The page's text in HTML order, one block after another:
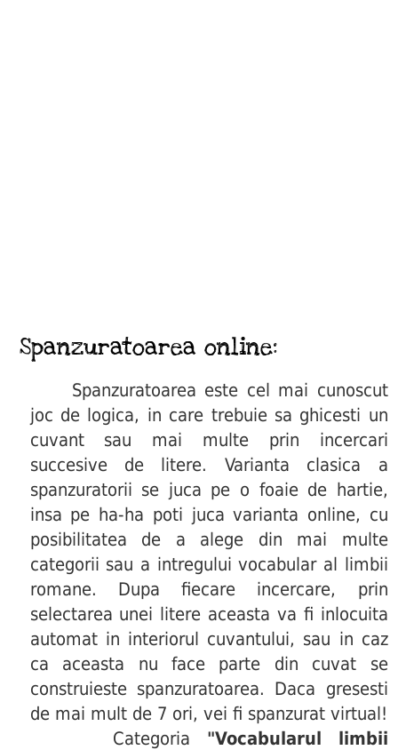
Spanzuratoarea online:
Spanzuratoarea este cel mai cunoscut
joc de logica, in care trebuie sa ghicesti un
cuvant sau mai multe prin incercari
succesive de litere. Varianta clasica a
spanzuratorii se juca pe o foaie de hartie,
insa pe ha-ha poti juca varianta online, cu
posibilitatea de a alege din mai multe
categorii sau a intregului vocabular al limbii
romane. Dupa fiecare incercare, prin
selectarea unei litere aceasta va fi inlocuita
automat in interiorul cuvantului, sau in caz
ca aceasta nu face parte din cuvat se
construieste spanzuratoarea. Daca gresesti
de mai mult de 7 ori, vei fi spanzurat virtual!
Categoria "Vocabularul limbii